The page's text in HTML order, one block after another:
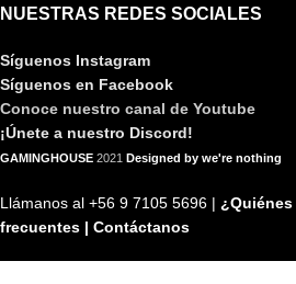
NUESTRAS REDES SOCIALES
Síguenos Instagram
Síguenos en Facebook
Conoce nuestro canal de Youtube
¡Únete a nuestro Discord!
GAMINGHOUSE 2021 Designed by we're nothing
Llámanos al +56 9 7105 5696 |
frecuentes | Contáctanos